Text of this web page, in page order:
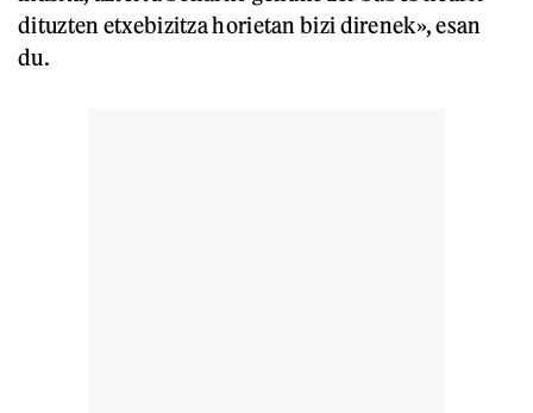
dituzten etxebizitza horietan bizi direnek», esan
du.